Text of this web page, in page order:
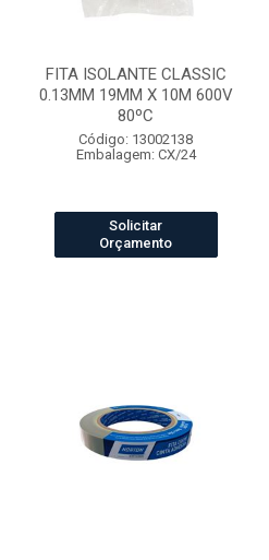
FITA ISOLANTE CLASSIC
0.13MM 19MM X 10M 600V
80ºC
Código: 13002138
Embalagem: CX/24
Solicitar
Orçamento